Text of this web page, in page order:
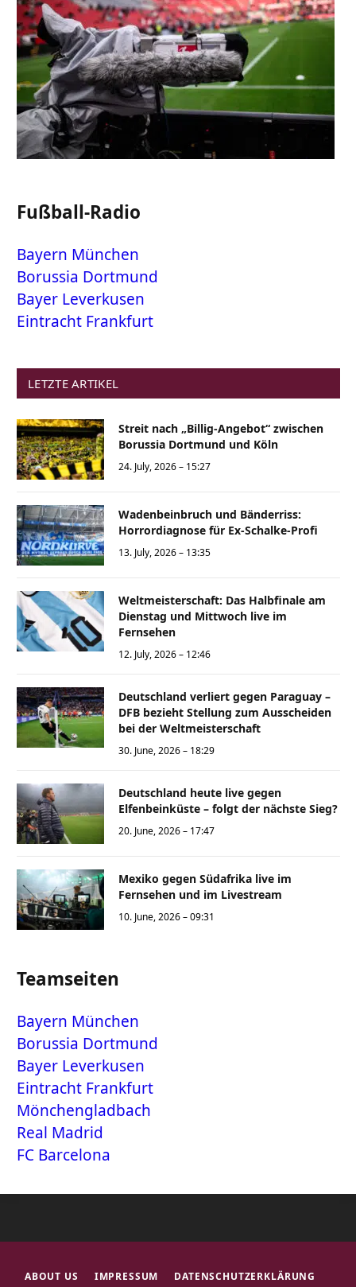
Fußball-Radio
Bayern München
Borussia Dortmund
Bayer Leverkusen
Eintracht Frankfurt
LETZTE ARTIKEL
Streit nach „Billig-Angebot“ zwischen
Borussia Dortmund und Köln
24. July, 2026 – 15:27
Wadenbeinbruch und Bänderriss:
Horrordiagnose für Ex-Schalke-Profi
13. July, 2026 – 13:35
Weltmeisterschaft: Das Halbfinale am
Dienstag und Mittwoch live im
Fernsehen
12. July, 2026 – 12:46
Deutschland verliert gegen Paraguay –
DFB bezieht Stellung zum Ausscheiden
bei der Weltmeisterschaft
30. June, 2026 – 18:29
Deutschland heute live gegen
Elfenbeinküste – folgt der nächste Sieg?
20. June, 2026 – 17:47
Mexiko gegen Südafrika live im
Fernsehen und im Livestream
10. June, 2026 – 09:31
Teamseiten
Bayern München
Borussia Dortmund
Bayer Leverkusen
Eintracht Frankfurt
Mönchengladbach
Real Madrid
FC Barcelona
ABOUT US IMPRESSUM DATENSCHUTZERKLÄRUNG